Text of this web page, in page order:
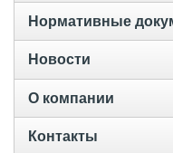
Нормативные
Новости
О компании
Контакты